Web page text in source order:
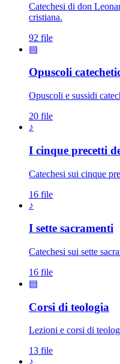
Catechesi di don
cristiana.
92 file
▤
Opuscoli
Opuscoli e sussidi
20 file
♪
I cinque precetti
Catechesi sui cinque
16 file
♪
I sette sacramenti
Catechesi sui sette
16 file
▤
Corsi di teologia
Lezioni e corsi di
13 file
♪